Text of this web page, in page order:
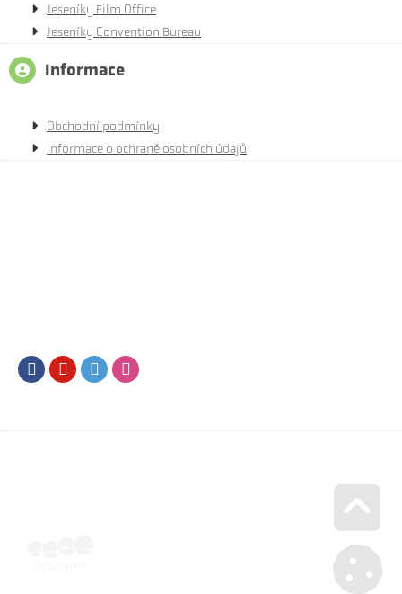
Jeseníky Film Office
Jeseníky Convention Bureau
Informace
Obchodní podmínky
Informace o ochraně osobních údajů
FacebookYoutubeTwitter
Go